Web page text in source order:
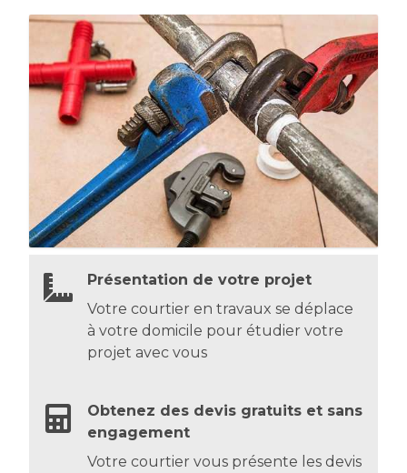
Présentation de votre projet
Votre courtier en travaux se déplace
à votre domicile pour étudier votre
projet avec vous
Obtenez des devis gratuits et sans
engagement
Votre courtier vous présente les devis